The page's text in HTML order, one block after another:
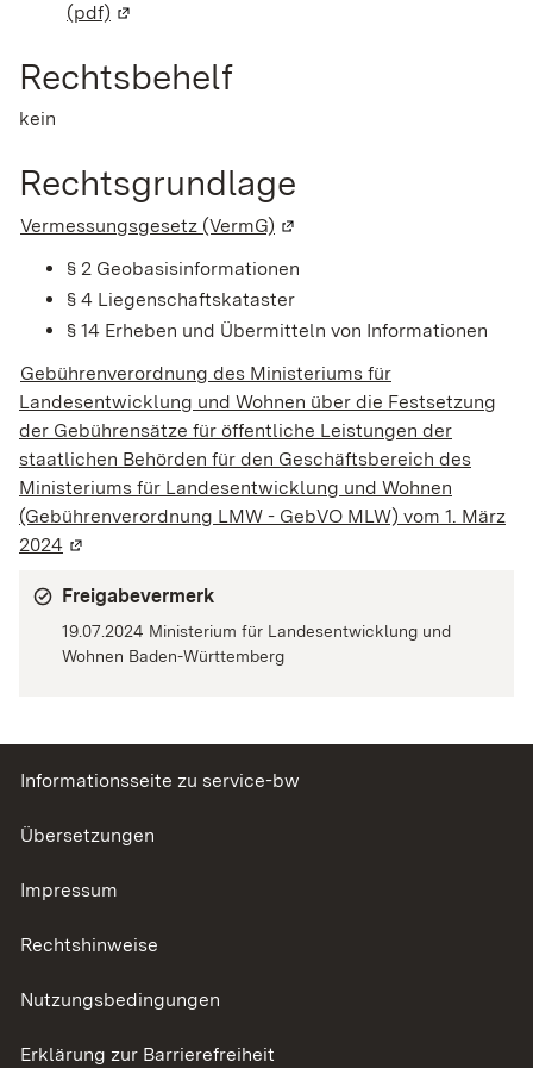
(pdf) (Wird in einem neuen Fenster geöffnet)
Rechtsbehelf
kein
Rechtsgrundlage
Vermessungsgesetz (VermG) (Wird in einem neuen
§ 2 Geobasisinformationen
§ 4 Liegenschaftskataster
§ 14 Erheben und Übermitteln von Informationen
Gebührenverordnung des Ministeriums für
Landesentwicklung und Wohnen über die Festsetzung
der Gebührensätze für öffentliche Leistungen der
staatlichen Behörden für den Geschäftsbereich des
Ministeriums für Landesentwicklung und Wohnen
(Gebührenverordnung LMW - GebVO MLW) vom 1. März
2024 (Wird in einem neuen Fenster geöffnet)
Freigabevermerk
19.07.2024 Ministerium für Landesentwicklung und
Wohnen Baden-Württemberg
Informationsseite zu service-bw
Übersetzungen
Impressum
Rechtshinweise
Nutzungsbedingungen
Erklärung zur Barrierefreiheit